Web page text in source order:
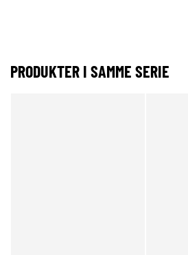
PRODUKTER I SAMME SERIE